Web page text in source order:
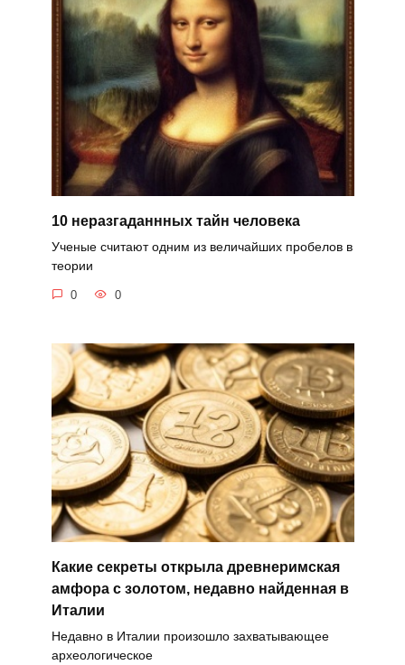
10 неразгаданнных тайн человека
Ученые считают одним из величайших пробелов в
теории
0 0
Какие секреты открыла древнеримская
амфора с золотом, недавно найденная в
Италии
Недавно в Италии произошло захватывающее
археологическое